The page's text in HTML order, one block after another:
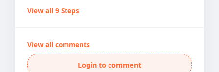
View all 9 Steps
View all comments
Login to comment